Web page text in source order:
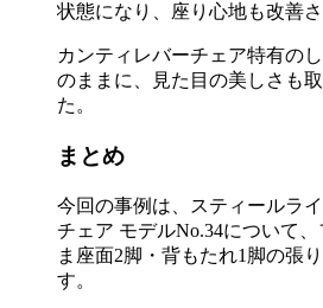
状態になり、座り心地も改善さ
カンティレバーチェア特有の
のままに、見た目の美しさも
た。
まとめ
今回の事例は、スティールラ
チェア モデルNo.34について
ま座面2脚・背もたれ1脚の張
す。